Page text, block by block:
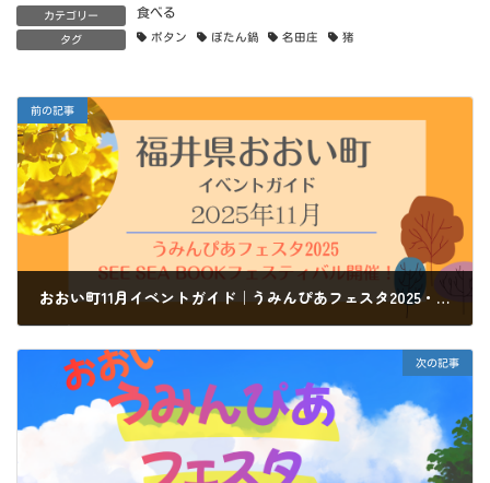
カテゴリー 食べる
タグ ボタン ぼたん鍋 名田庄 猪
前の記事
おおい町11月イベントガイド｜うみんぴあフェスタ2025・ SEE SEA BOOKフェスティバル開催
2025年10月21日
次の記事